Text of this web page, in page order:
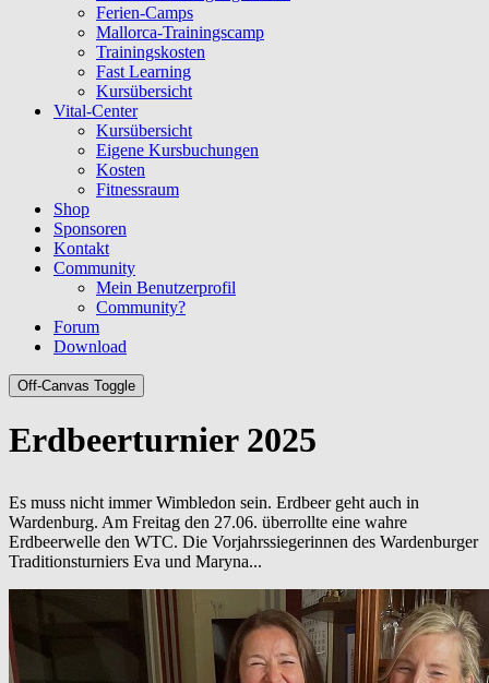
Ferien-Camps
Mallorca-Trainingscamp
Trainingskosten
Fast Learning
Kursübersicht
Vital-Center
Kursübersicht
Eigene Kursbuchungen
Kosten
Fitnessraum
Shop
Sponsoren
Kontakt
Community
Mein Benutzerprofil
Community?
Forum
Download
Off-Canvas Toggle
Erdbeerturnier 2025
Es muss nicht immer Wimbledon sein. Erdbeer geht auch in
Wardenburg. Am Freitag den 27.06. überrollte eine wahre
Erdbeerwelle den WTC. Die Vorjahrssiegerinnen des Wardenburger
Traditionsturniers Eva und Maryna...